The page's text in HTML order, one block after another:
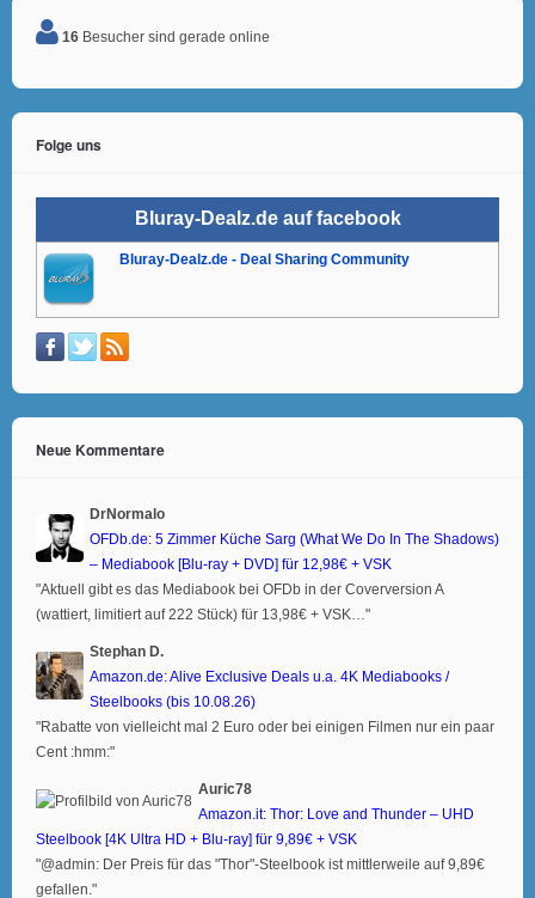
16 Besucher sind gerade online
Folge uns
Bluray-Dealz.de auf facebook
Bluray-Dealz.de - Deal Sharing Community
Neue Kommentare
DrNormalo
OFDb.de: 5 Zimmer Küche Sarg (What We Do In The Shadows)
– Mediabook [Blu-ray + DVD] für 12,98€ + VSK
"Aktuell gibt es das Mediabook bei OFDb in der Coverversion A
(wattiert, limitiert auf 222 Stück) für 13,98€ + VSK…"
Stephan D.
Amazon.de: Alive Exclusive Deals u.a. 4K Mediabooks /
Steelbooks (bis 10.08.26)
"Rabatte von vielleicht mal 2 Euro oder bei einigen Filmen nur ein paar
Cent :hmm:"
Auric78
Amazon.it: Thor: Love and Thunder – UHD
Steelbook [4K Ultra HD + Blu-ray] für 9,89€ + VSK
"@admin: Der Preis für das "Thor"-Steelbook ist mittlerweile auf 9,89€
gefallen."